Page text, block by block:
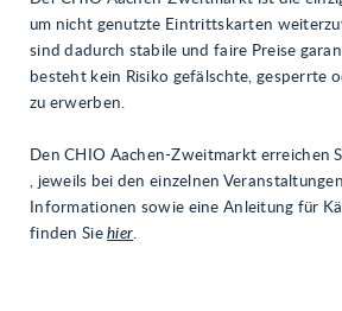
um nicht genutzte Eintrittskarten
sind dadurch stabile und faire Preise
besteht kein Risiko gefälschte, gesperrte
zu erwerben.
Den CHIO Aachen-Zweitmarkt erreichen
, jeweils bei den einzelnen
Informationen sowie eine Anleitung für
finden Siehier.